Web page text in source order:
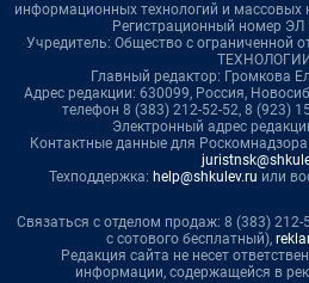
информационных технологий и
Регистрационный номер
Учредитель: Общество с ограниченной
Главный редактор: Громкова
Адрес редакции: 630099, Россия,
телефон 8 (383) 212-52-52, 8 (923)
Электронный адрес
Контактные данные для
Техподдержка: help@shkulev.ru или
Связаться с отделом продаж: 8 (383) 212-
с сотового бесплатный),
Редакция сайта не несет
информации, содержащейся в